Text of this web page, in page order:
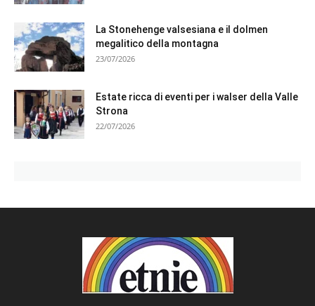
La Stonehenge valsesiana e il dolmen
megalitico della montagna
23/07/2026
Estate ricca di eventi per i walser della Valle
Strona
22/07/2026